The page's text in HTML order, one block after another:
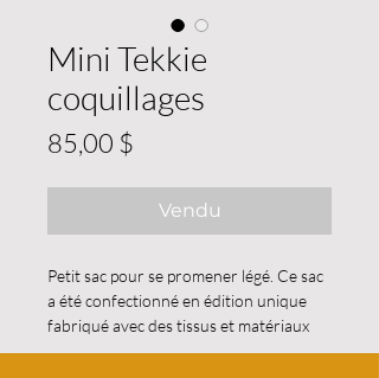
Mini Tekkie
coquillages
85,00 $
Vendu
Petit sac pour se promener légé. Ce sac
a été confectionné en édition unique
fabriqué avec des tissus et matériaux
sont récupérés à l'exception des